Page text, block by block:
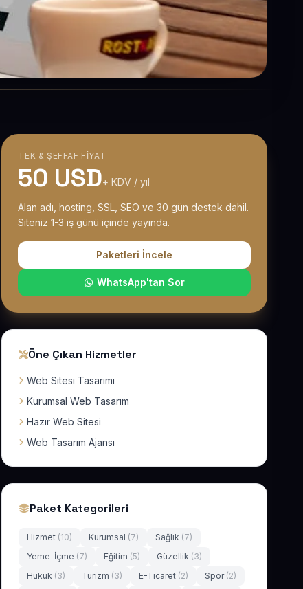
TEK & ŞEFFAF FIYAT
50 USD+ KDV / yıl
Alan adı, hosting, SSL, SEO ve 30 gün destek dahil.
Siteniz 1-3 iş günü içinde yayında.
Paketleri İncele
WhatsApp'tan Sor
Öne Çıkan Hizmetler
Web Sitesi Tasarımı
Kurumsal Web Tasarım
Hazır Web Sitesi
Web Tasarım Ajansı
Paket Kategorileri
Hizmet (10) Kurumsal (7) Sağlık (7)
Yeme-İçme (7) Eğitim (5) Güzellik (3)
Hukuk (3) Turizm (3) E-Ticaret (2) Spor (2)